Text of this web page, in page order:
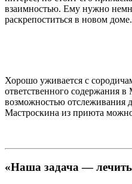
взаимностью. Ему нужно
раскрепоститься в новом доме.
Хорошо уживается с
ответственного содержания
возможностью отслеживания
Мастроскина из приюта
«Наша задача —